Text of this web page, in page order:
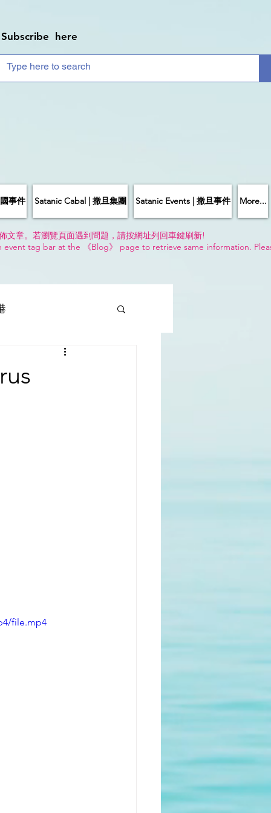
Subscribe here
事件 Satanic Cabal | 撒旦集團 Satanic Events | 撒旦事件 More...
文章。若瀏覽頁面遇到問題，請按網址列回車鍵刷新!
tag bar at the 《Blog》 page to retrieve same information.
file.mp4